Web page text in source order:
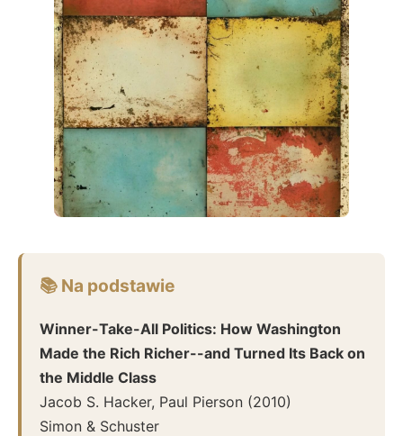
📚 Na podstawie
Winner-Take-All Politics: How Washington
Made the Rich Richer--and Turned Its Back on
the Middle Class
Jacob S. Hacker, Paul Pierson (2010)
Simon & Schuster